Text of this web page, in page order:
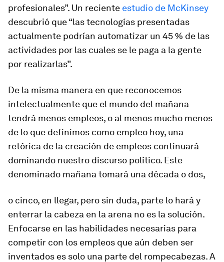
profesionales”. Un reciente estudio de McKinsey
descubrió que “las tecnologías presentadas
actualmente podrían automatizar un 45 % de las
actividades por las cuales se le paga a la gente
por realizarlas”.
De la misma manera en que reconocemos
intelectualmente que el mundo del mañana
tendrá menos empleos, o al menos mucho menos
de lo que definimos como empleo hoy, una
retórica de la creación de empleos continuará
dominando nuestro discurso político. Este
denominado mañana tomará una década o dos,
o cinco, en llegar, pero sin duda, parte lo hará y
enterrar la cabeza en la arena no es la solución.
Enfocarse en las habilidades necesarias para
competir con los empleos que aún deben ser
inventados es solo una parte del rompecabezas. A